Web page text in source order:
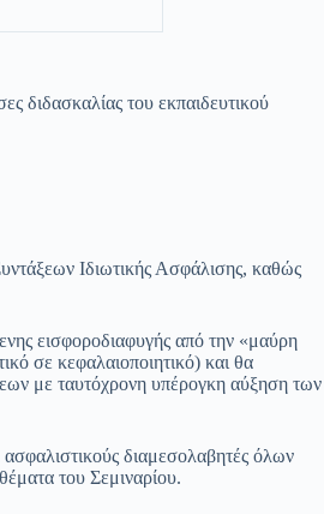
διδασκαλίας του εκπαιδευτικού
Ιδιωτικής Ασφάλισης, καθώς
εισφοροδιαφυγής από την «μαύρη
σε κεφαλαιοποιητικό) και θα
με ταυτόχρονη υπέρογκη αύξηση των
διαμεσολαβητές όλων
του Σεμιναρίου.